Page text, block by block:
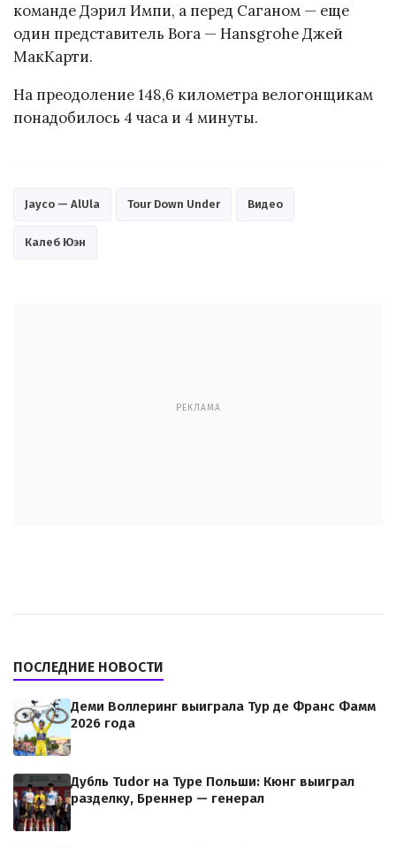
команде Дэрил Импи, а перед Саганом — еще
один представитель Bora — Hansgrohe Джей
МакКарти.
На преодоление 148,6 километра велогонщикам
понадобилось 4 часа и 4 минуты.
Jayco — AlUla Tour Down Under Видео
Калеб Юэн
РЕКЛАМА
ПОСЛЕДНИЕ НОВОСТИ
Деми Воллеринг выиграла Тур де Франс Фамм
2026 года
Дубль Tudor на Туре Польши: Кюнг выиграл
разделку, Бреннер — генерал